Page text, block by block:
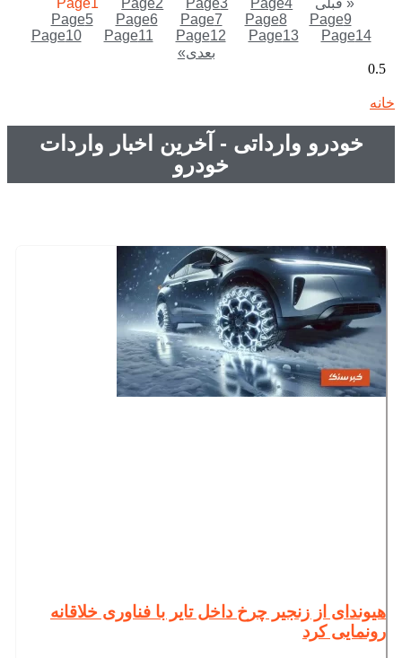
« قبلی Page1 Page2 Page3 Page4
Page5 Page6 Page7 Page8 Page9
Page10 Page11 Page12 Page13 Page14
بعدی»
خانه»
خودرو وارداتی - آخرین اخبار واردات
خودرو
هیوندای از زنجیر چرخ داخل تایر با فناوری خلاقانه
رونمایی کرد